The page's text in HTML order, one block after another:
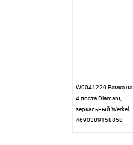
W0041220 Рамка на
4 поста Diamant,
зеркальный Werkel,
4690389158858